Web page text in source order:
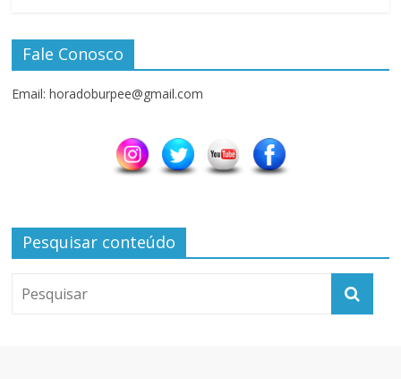
Fale Conosco
Email: horadoburpee@gmail.com
Pesquisar conteúdo